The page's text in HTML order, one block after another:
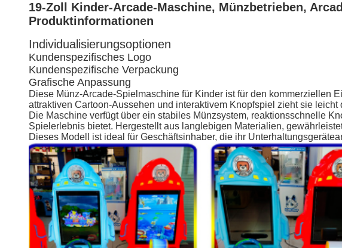
19-Zoll Kinder-Arcade-Maschine, Münzbetrieben,
Produktinformationen
Individualisierungsoptionen
Kundenspezifisches Logo
Kundenspezifische Verpackung
Grafische Anpassung
Diese Münz-Arcade-Spielmaschine für Kinder ist für den kommerziellen
attraktiven Cartoon-Aussehen und interaktivem Knopfspiel zieht sie
Die Maschine verfügt über ein stabiles Münzsystem, reaktionsschnelle
Spielerlebnis bietet. Hergestellt aus langlebigen Materialien,
Dieses Modell ist ideal für Geschäftsinhaber, die ihr